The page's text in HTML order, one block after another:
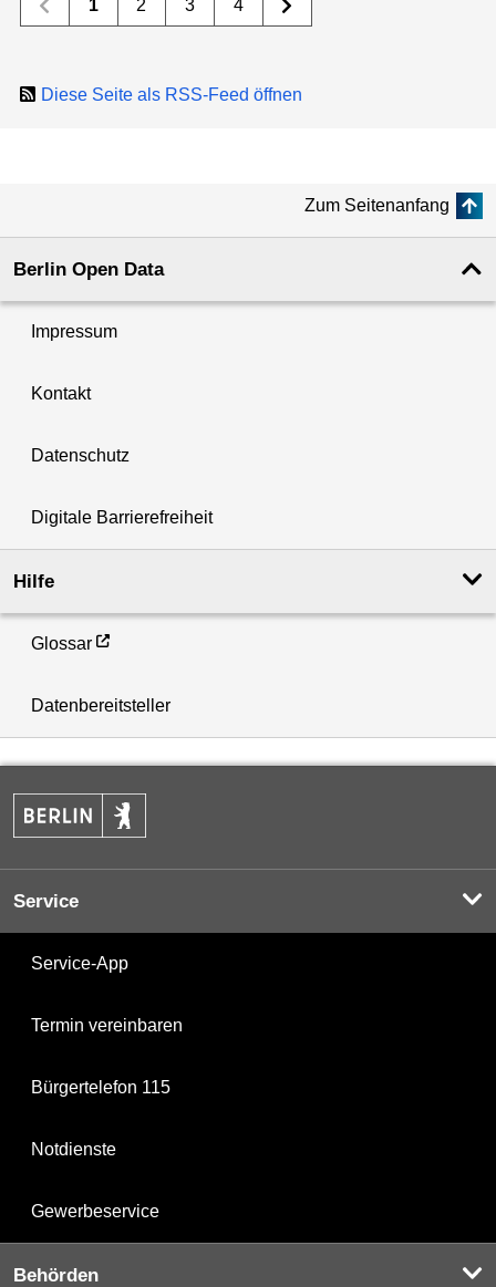
1 2 3 4
Diese Seite als RSS-Feed öffnen
Zum Seitenanfang
Berlin Open Data
Impressum
Kontakt
Datenschutz
Digitale Barrierefreiheit
Hilfe
Glossar
Datenbereitsteller
Service
Service-App
Termin vereinbaren
Bürgertelefon 115
Notdienste
Gewerbeservice
Behörden